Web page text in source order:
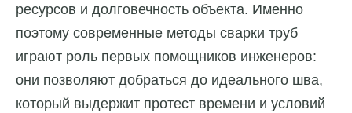
ресурсов и долговечность объекта. Именно
поэтому современные методы сварки труб
играют роль первых помощников инженеров:
они позволяют добраться до идеального шва,
который выдержит протест времени и условий